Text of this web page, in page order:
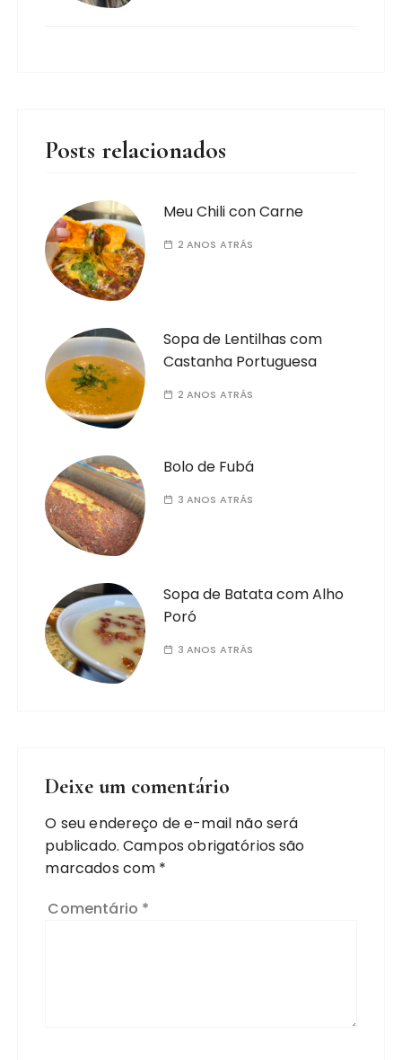
Posts relacionados
Meu Chili con Carne
2 ANOS ATRÁS
Sopa de Lentilhas com
Castanha Portuguesa
2 ANOS ATRÁS
Bolo de Fubá
3 ANOS ATRÁS
Sopa de Batata com Alho
Poró
3 ANOS ATRÁS
Deixe um comentário
O seu endereço de e-mail não será
publicado. Campos obrigatórios são
marcados com *
Comentário *